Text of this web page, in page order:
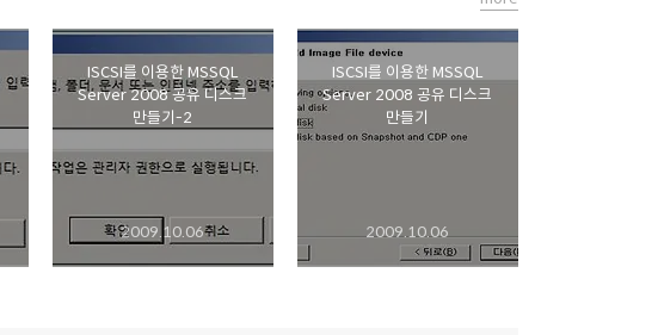
ISCSI를 이용한 MSSQL
Server 2008 공유 디스크
만들기-2
2009.10.06
ISCSI를 이용한 MSSQL
Server 2008 공유 디스크
만들기
2009.10.06